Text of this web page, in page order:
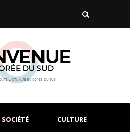
SOCIÉTÉ CULTURE